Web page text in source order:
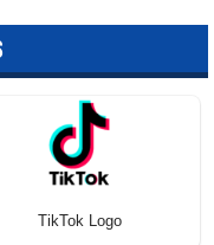
TikTok Logo